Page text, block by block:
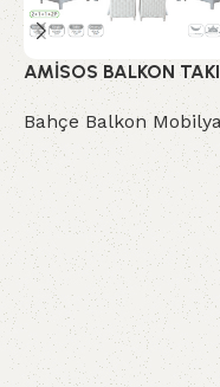
AMİSOS BALKON
Bahçe Balkon